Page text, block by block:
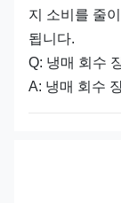
지 소비를 줄
됩니다.
Q: 냉매 회수
A: 냉매 회수